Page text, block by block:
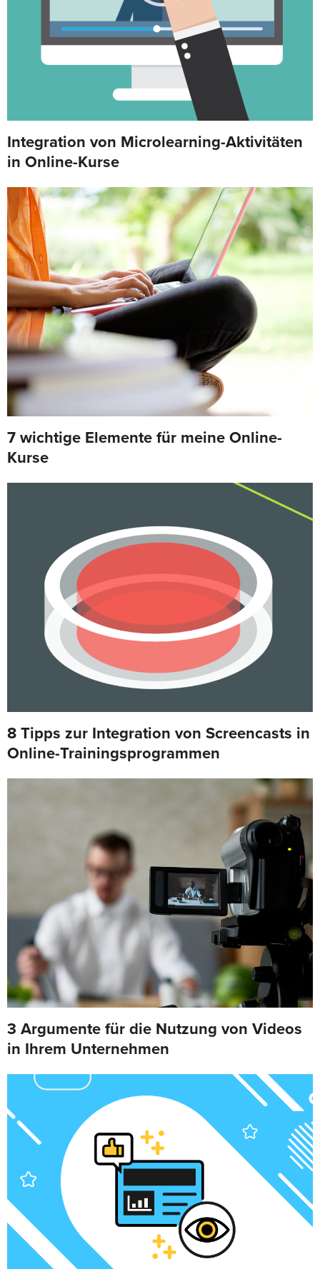
Integration von Microlearning-Aktivitäten
in Online-Kurse
7 wichtige Elemente für meine Online-
Kurse
8 Tipps zur Integration von Screencasts in
Online-Trainingsprogrammen
3 Argumente für die Nutzung von Videos
in Ihrem Unternehmen